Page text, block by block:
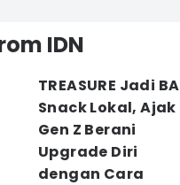
IDN
TREASURE Jadi BA
Snack Lokal, Ajak
Gen Z Berani
Upgrade Diri
dengan Cara